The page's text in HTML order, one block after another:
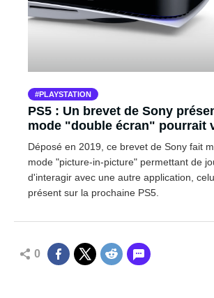
PLAYSTATION
PS5 : Un brevet de Sony
mode "double écran" pourrait
Déposé en 2019, ce brevet de Sony fait
mode "picture-in-picture" permettant de
d'interagir avec une autre application,
présent sur la prochaine PS5.
0